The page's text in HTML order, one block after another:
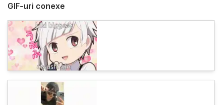
GIF-uri conexe